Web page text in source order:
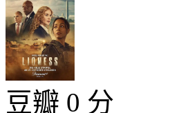
豆瓣 0 分